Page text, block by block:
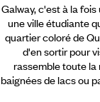
Galway, c'est à la
une ville étudiante
quartier coloré de
d'en sortir pour
rassemble toute la
baignées de lacs ou